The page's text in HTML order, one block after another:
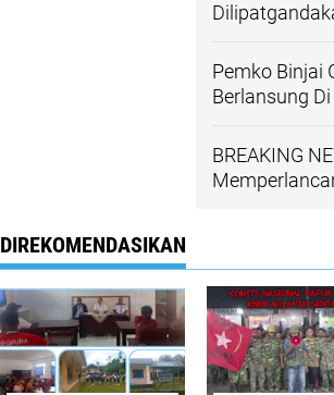
Pemko Binjai
Berlansung
BREAKING
DIREKOMENDASIKAN